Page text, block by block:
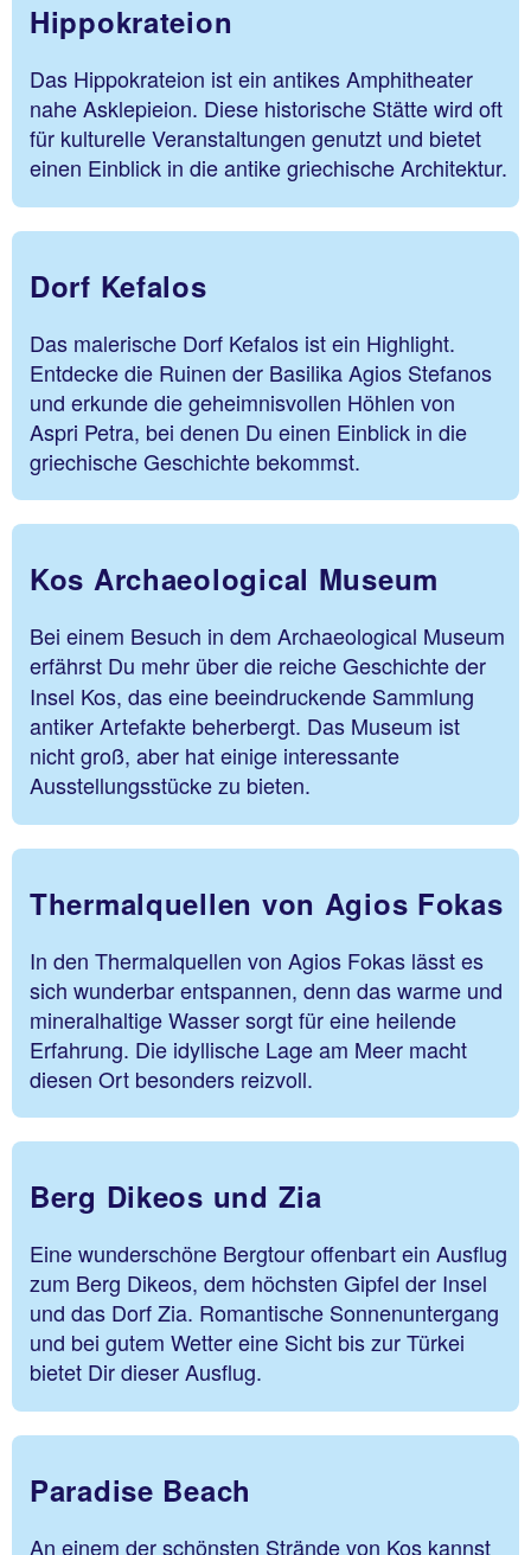
Hippokrateion
Das Hippokrateion ist ein antikes Amphitheater
nahe Asklepieion. Diese historische Stätte wird oft
für kulturelle Veranstaltungen genutzt und bietet
einen Einblick in die antike griechische Architektur.
Dorf Kefalos
Das malerische Dorf Kefalos ist ein Highlight.
Entdecke die Ruinen der Basilika Agios Stefanos
und erkunde die geheimnisvollen Höhlen von
Aspri Petra, bei denen Du einen Einblick in die
griechische Geschichte bekommst.
Kos Archaeological Museum
Bei einem Besuch in dem Archaeological Museum
erfährst Du mehr über die reiche Geschichte der
Insel Kos, das eine beeindruckende Sammlung
antiker Artefakte beherbergt. Das Museum ist
nicht groß, aber hat einige interessante
Ausstellungsstücke zu bieten.
Thermalquellen von Agios Fokas
In den Thermalquellen von Agios Fokas lässt es
sich wunderbar entspannen, denn das warme und
mineralhaltige Wasser sorgt für eine heilende
Erfahrung. Die idyllische Lage am Meer macht
diesen Ort besonders reizvoll.
Berg Dikeos und Zia
Eine wunderschöne Bergtour offenbart ein Ausflug
zum Berg Dikeos, dem höchsten Gipfel der Insel
und das Dorf Zia. Romantische Sonnenuntergang
und bei gutem Wetter eine Sicht bis zur Türkei
bietet Dir dieser Ausflug.
Paradise Beach
An einem der schönsten Strände von Kos kannst